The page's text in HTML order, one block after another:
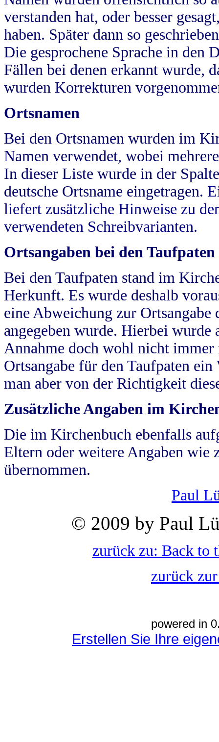
verstanden hat, oder besser
haben. Später dann so
Die gesprochene Sprache in
Fällen bei denen erkannt wurde,
wurden Korrekturen
Ortsnamen
Bei den Ortsnamen wurden im
Namen verwendet, wobei
In dieser Liste wurde in der
deutsche Ortsname eingetragen.
liefert zusätzliche Hinweise zu
verwendeten Schreibvarianten.
Ortsangaben bei den Taufpaten
Bei den Taufpaten stand im
Herkunft. Es wurde deshalb
eine Abweichung zur
angegeben wurde. Hierbei wurde
Annahme doch wohl nicht
Ortsangabe für den Taufpaten
man aber von der Richtigkeit
Zusätzliche Angaben im
Die im Kirchenbuch ebenfalls
Eltern oder weitere Angaben wie
übernommen.
Paul
© 2009 by Paul
zurück zu: Back to
zurück
powered in
Erstellen Sie Ihre